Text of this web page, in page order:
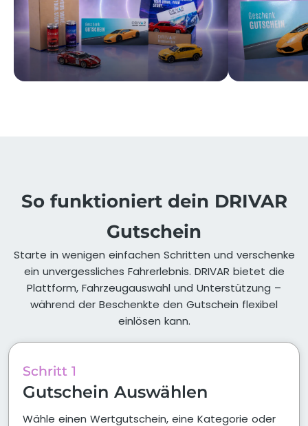
So funktioniert dein DRIVAR
Gutschein
Starte in wenigen einfachen Schritten und verschenke
ein unvergessliches Fahrerlebnis. DRIVAR bietet die
Plattform, Fahrzeugauswahl und Unterstützung –
während der Beschenkte den Gutschein flexibel
einlösen kann.
Schritt 1
Gutschein Auswählen
Wähle einen Wertgutschein, eine Kategorie oder